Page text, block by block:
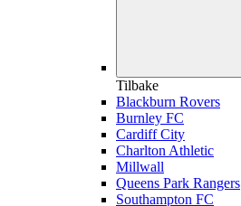
Tilbake
Blackburn Rovers
Burnley FC
Cardiff City
Charlton Athletic
Millwall
Queens Park Rangers
Southampton FC